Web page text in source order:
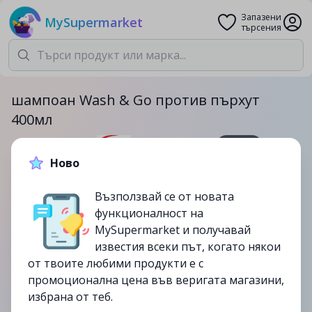
MySupermarket
Запазени
търсения
шампоан Wash & Go против пърхут
400мл
4.79лв.7.59лв.
-37%
изтекла
Ново
Възползвай се от новата
функционалност на
MySupermarket и получавай
известия всеки път, когато някои
от твоите любими продукти е с
промоционална цена във веригата магазини,
избрана от теб.